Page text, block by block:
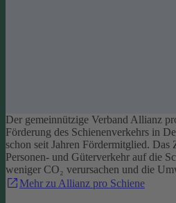
Der gemeinnützige Verband Allianz
Förderung des Schienenverkehrs in
schon seit Jahren Fördermitglied. Das
Personen- und Güterverkehr auf die
weniger CO₂ verursachen und die
Mehr zu Allianz pro Schiene